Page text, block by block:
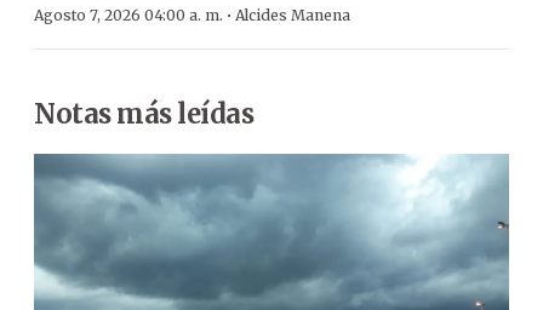
Agosto 7, 2026 04:00 a. m. · Alcides Manena
Notas más leídas